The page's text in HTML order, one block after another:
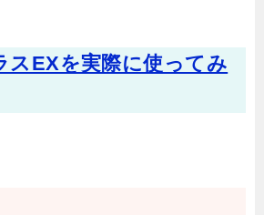
スEXを実際に使ってみ